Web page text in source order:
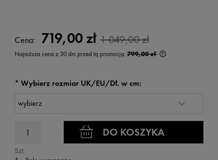
Cena: 719,00 zł 1 049,00 zł
Najniższa cena z 30 dni przed tą promocją: 799,00 zł
* Wybierz rozmiar UK/EU/Dł. w cm:
Szt.
DO KOSZYKA